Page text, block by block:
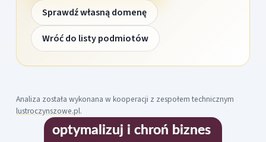
Sprawdź własną domenę
Wróć do listy podmiotów
Analiza została wykonana w kooperacji z zespołem technicznym
lustroczynszowe.pl.